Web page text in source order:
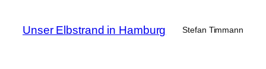
Unser Elbstrand in Hamburg Stefan Timmann